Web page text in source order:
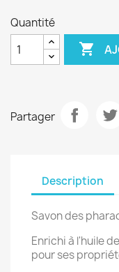
Quantité

Partager
Description
Savon des
Enrichi à l'huile
pour ses